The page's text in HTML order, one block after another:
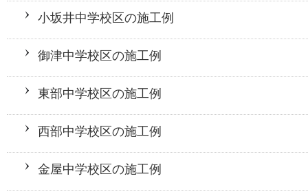
小坂井中学校区の施工例
御津中学校区の施工例
東部中学校区の施工例
西部中学校区の施工例
金屋中学校区の施工例